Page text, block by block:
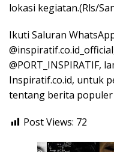
lokasi kegiatan.(Rls/
Ikuti Saluran
@PORT_INSPIRATIF,
Inspiratif.co.id, untuk
tentang berita populer
Post Views: 72